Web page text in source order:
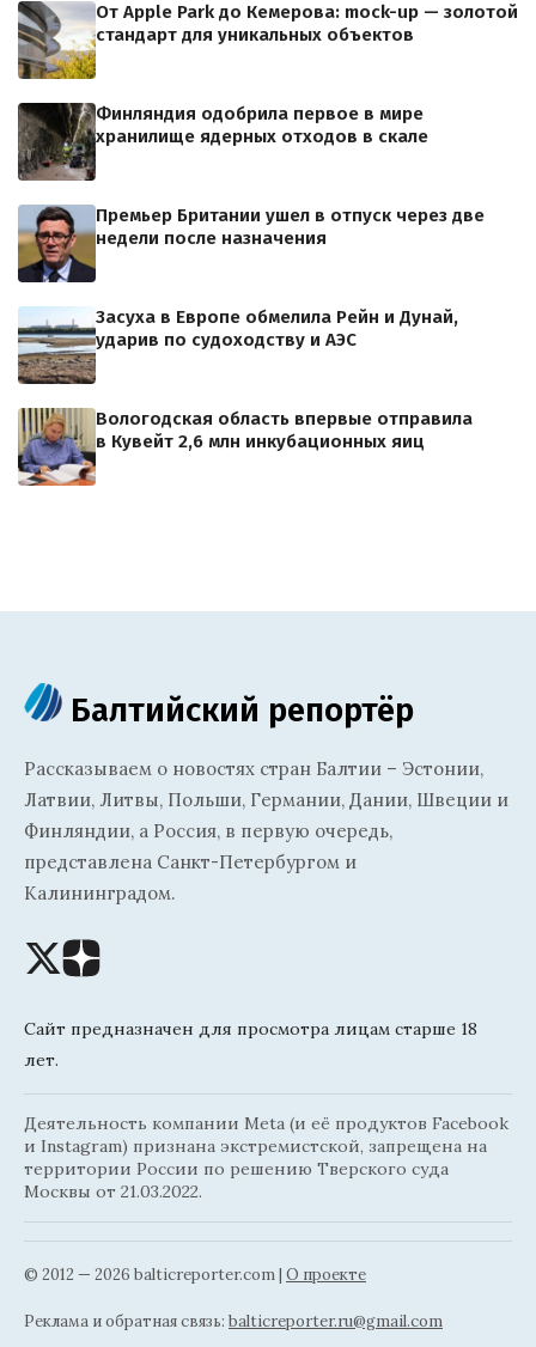
От Apple Park до Кемерова: mock-up — золотой
стандарт для уникальных объектов
Финляндия одобрила первое в мире
хранилище ядерных отходов в скале
Премьер Британии ушел в отпуск через две
недели после назначения
Засуха в Европе обмелила Рейн и Дунай,
ударив по судоходству и АЭС
Вологодская область впервые отправила
в Кувейт 2,6 млн инкубационных яиц
Балтийский репортёр
Рассказываем о новостях стран Балтии – Эстонии,
Латвии, Литвы, Польши, Германии, Дании, Швеции и
Финляндии, а Россия, в первую очередь,
представлена Санкт-Петербургом и
Калининградом.
Сайт предназначен для просмотра лицам старше 18
лет.
Деятельность компании Meta (и её продуктов Facebook
и Instagram) признана экстремистской, запрещена на
территории России по решению Тверского суда
Москвы от 21.03.2022.
© 2012 — 2026 balticreporter.com | О проекте
Реклама и обратная связь: balticreporter.ru@gmail.com